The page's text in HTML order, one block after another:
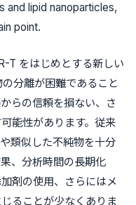
and lipid nanoparticles,
point.
T をはじめとする新しい
分離が困難であること
らの信頼を損ない、さ
能性があります。従来
類似した不純物を十分
、分析時間の長期化
剤の使用、さらにはメ
ることが少なくありま